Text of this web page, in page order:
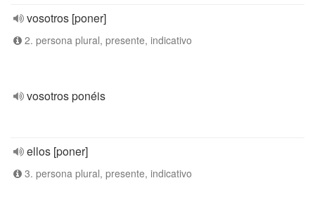
vosotros [poner]
2. persona plural, presente, indicativo
vosotros ponéis
ellos [poner]
3. persona plural, presente, indicativo